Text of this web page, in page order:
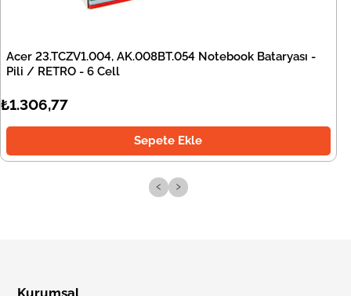
Acer 23.TCZV1.004, AK.008BT.054 Notebook Bataryası -
Pili / RETRO - 6 Cell
₺1.306,77
Sepete Ekle
‹ ›